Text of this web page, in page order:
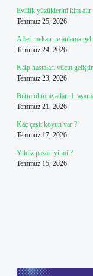
Evlilik yüzüklerini kim alır
Temmuz 25, 2026
After mekan ne anlama
Temmuz 24, 2026
Kalp hastaları vücut
Temmuz 23, 2026
Bilim olimpiyatları 1.
Temmuz 21, 2026
Kaç çeşit koyun var ?
Temmuz 17, 2026
Yıldız pazar iyi mi ?
Temmuz 15, 2026